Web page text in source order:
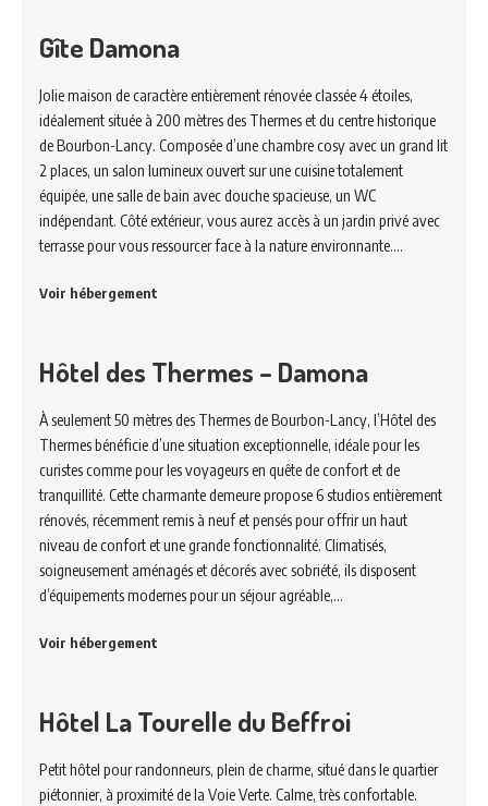
Gîte Damona
Jolie maison de caractère entièrement rénovée classée 4 étoiles,
idéalement située à 200 mètres des Thermes et du centre historique
de Bourbon-Lancy. Composée d’une chambre cosy avec un grand lit
2 places, un salon lumineux ouvert sur une cuisine totalement
équipée, une salle de bain avec douche spacieuse, un WC
indépendant. Côté extérieur, vous aurez accès à un jardin privé avec
terrasse pour vous ressourcer face à la nature environnante.…
Voir hébergement
Hôtel des Thermes – Damona
À seulement 50 mètres des Thermes de Bourbon-Lancy, l’Hôtel des
Thermes bénéficie d’une situation exceptionnelle, idéale pour les
curistes comme pour les voyageurs en quête de confort et de
tranquillité. Cette charmante demeure propose 6 studios entièrement
rénovés, récemment remis à neuf et pensés pour offrir un haut
niveau de confort et une grande fonctionnalité. Climatisés,
soigneusement aménagés et décorés avec sobriété, ils disposent
d’équipements modernes pour un séjour agréable,…
Voir hébergement
Hôtel La Tourelle du Beffroi
Petit hôtel pour randonneurs, plein de charme, situé dans le quartier
piétonnier, à proximité de la Voie Verte. Calme, très confortable.